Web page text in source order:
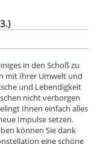
in den Schoß zu
mit Ihrer Umwelt und
und Lebendigkeit
nicht verborgen
Ihnen einfach alles
Impulse setzen.
können Sie dank
eine schöne